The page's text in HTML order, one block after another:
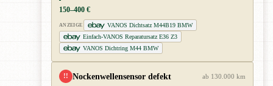
150–400 €
ANZEIGE
VANOS Dichtsatz M44B19 BMW
Einfach-VANOS Reparatursatz E36 Z3
VANOS Dichtring M44 BMW
!! Nockenwellensensor defekt ab 130.000 km